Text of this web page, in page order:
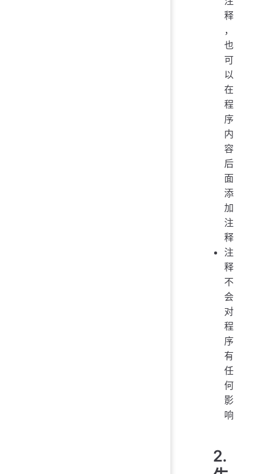
释
，
也
可
以
在
程
序
内
容
后
面
添
加
注
释
注
释
不
会
对
程
序
有
任
何
影
响
2.